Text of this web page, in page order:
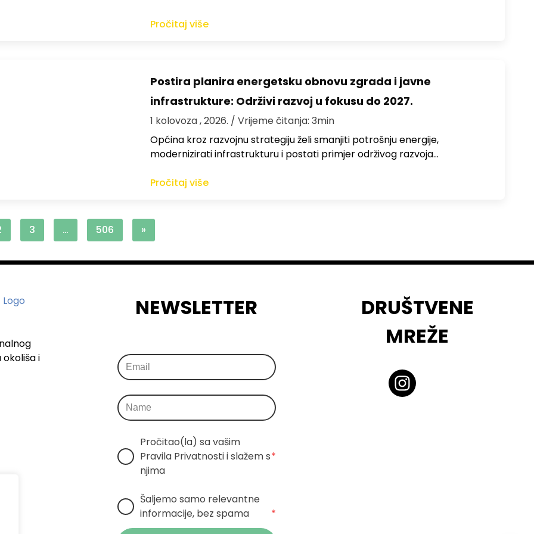
Pročitaj više
Postira planira energetsku obnovu zgrada i javne
infrastrukture: Održivi razvoj u fokusu do 2027.
1 kolovoza , 2026. / Vrijeme čitanja: 3min
Općina kroz razvojnu strategiju želi smanjiti potrošnju energije,
modernizirati infrastrukturu i postati primjer održivog razvoja…
Pročitaj više
3 … 506 »
i
NEWSLETTER
Pročitao(la) sa vašim
Pravila Privatnosti i slažem s
njima
*
Šaljemo samo relevantne
informacije, bez spama
*
DRUŠTVENE
MREŽE